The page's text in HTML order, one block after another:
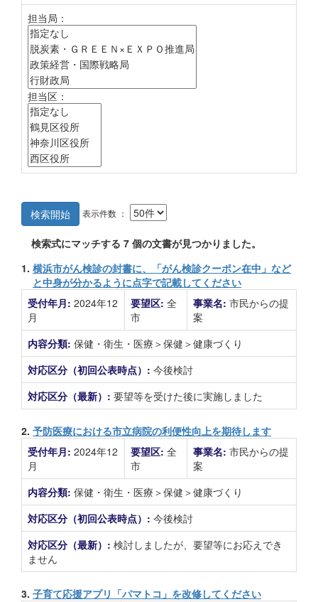
担当局：
担当区：
検索開始 表示件数 ：
検索式にマッチする 7 個の文書が見つかりました。
1. 横浜市がん検診の封書に、「がん検診クーポン在中」など
と中身が分かるように点字で記載してください
受付年月: 2024年12
月
要望区: 全
市
事業名: 市民からの提
案
内容分類: 保健・衛生・医療＞保健＞健康づくり
対応区分（初回公表時点）: 今後検討
対応区分（最新）: 要望等を受けた後に実施しました
2. 予防医療における市立病院の利便性向上を期待します
受付年月: 2024年12
月
要望区: 全
市
事業名: 市民からの提
案
内容分類: 保健・衛生・医療＞保健＞健康づくり
対応区分（初回公表時点）: 今後検討
対応区分（最新）: 検討しましたが、要望等にお応えでき
ません
3. 子育て応援アプリ「パマトコ」を改修してください